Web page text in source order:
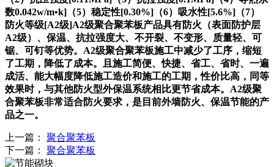
数0.042w/m•k]（5）稳定性[0.30%]（6）吸水性[5.6%]（7）
防火等级[A2级]A2级聚合聚苯板产品具有防火（表面防护层
A2级）、保温、抗拉强度大、不开裂、不变形、质量轻、可
锯、可钉等优势。A2级聚合聚苯板施工中减少了工序，缩短
了工期，降低了成本。且施工简便、快捷、省工、省时、一遍
成活、能大幅度降低施工造价和施工的工期，性价比高，同等
效果时，与其他防火型外保温系统相比更节省成本。A2级聚
合聚苯板非常适合防火要求，是目前外墙防火、保温节能的产
品之一。
上一篇： 聚合聚苯板
下一篇： 聚合聚苯板